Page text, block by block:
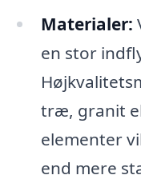
Materialer:
en stor
træ, granit
elementer
end mere